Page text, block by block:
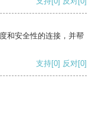
和安全性的连接，并帮
支持[0] 反对[0]